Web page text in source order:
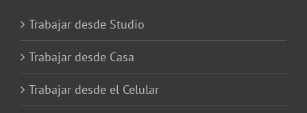
Trabajar desde Studio
Trabajar desde Casa
Trabajar desde el Celular